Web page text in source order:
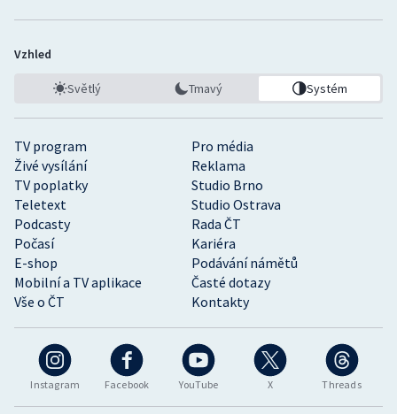
Instagram Facebook YouTube X Threads
TV program
Pro média
Živé vysílání
Reklama
TV poplatky
Studio Brno
Teletext
Studio Ostrava
Podcasty
Rada ČT
Počasí
Kariéra
E-shop
Podávání námětů
Mobilní a TV aplikace
Časté dotazy
Vše o ČT
Kontakty
Vzhled
Světlý Tmavý Systém